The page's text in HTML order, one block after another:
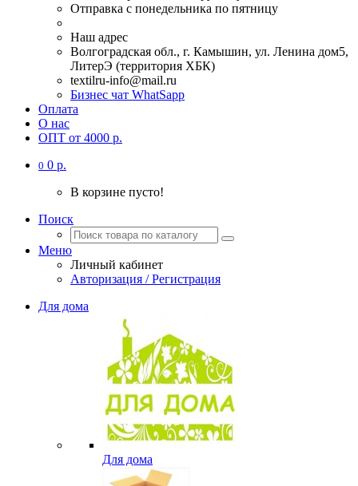
Отправка с понедельника по пятницу
Наш адрес
Волгоградская обл., г. Камышин, ул. Ленина дом5,
ЛитерЭ (территория ХБК)
textilru-info@mail.ru
Бизнес чат WhatSapp
Оплата
О нас
ОПТ от 4000 р.
0 0 р.
В корзине пусто!
Поиск
Меню
Личный кабинет
Авторизация / Регистрация
Для дома
Для дома